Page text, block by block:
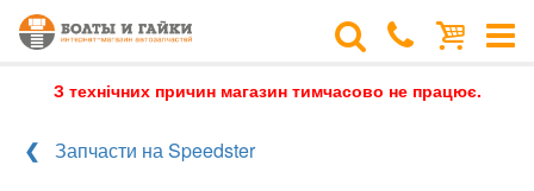
З технічних причин магазин тимчасово не працює.
Запчасти на Speedster